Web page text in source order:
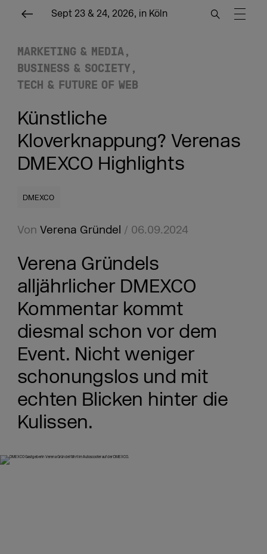
Sept 23 & 24, 2026, in Köln
MARKETING & MEDIA
BUSINESS & SOCIETY
TECH & FUTURE OF WEB
Künstliche
Kloverknappung? Verenas
DMEXCO Highlights
DMEXCO
Von Verena Gründel / 06.09.2024
Verena Gründels
alljährlicher DMEXCO
Kommentar kommt
diesmal schon vor dem
Event. Nicht weniger
schonungslos und mit
echten Blicken hinter die
Kulissen.